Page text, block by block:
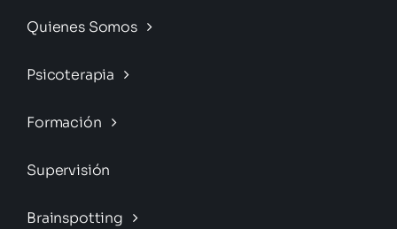
Quienes Somos
Psicoterapia
Formación
Supervisión
Brainspotting